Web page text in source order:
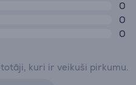
0
0
0
kuri ir veikuši pirkumu.